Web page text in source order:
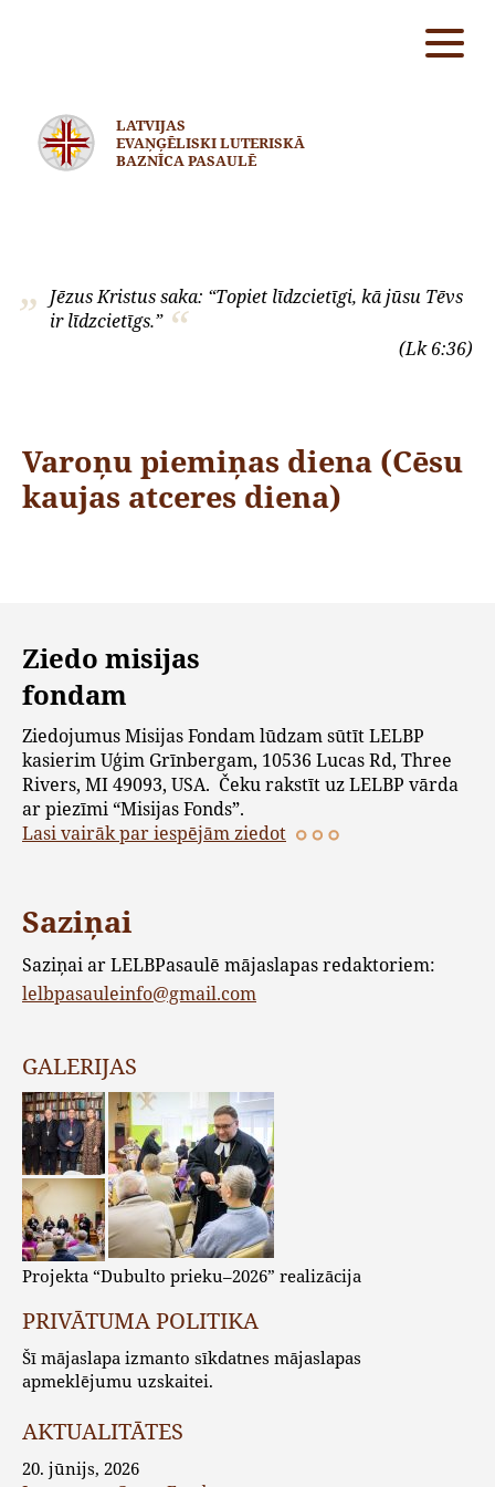
LATVIJAS
EVAŅĢĒLISKI LUTERISKĀ
BAZNĪCA PASAULĒ
Jēzus Kristus saka: “Topiet līdzcietīgi, kā jūsu Tēvs
ir līdzcietīgs.”
(Lk 6:36)
Varoņu piemiņas diena (Cēsu
kaujas atceres diena)
Ziedo misijas
fondam
Ziedojumus Misijas Fondam lūdzam sūtīt LELBP
kasierim Uģim Grīnbergam, 10536 Lucas Rd, Three
Rivers, MI 49093, USA. Čeku rakstīt uz LELBP vārda
ar piezīmi “Misijas Fonds”.
Lasi vairāk par iespējām ziedot
Saziņai
Saziņai ar LELBPasaulē mājaslapas redaktoriem:
lelbpasauleinfo@gmail.com
GALERIJAS
Projekta “Dubulto prieku–2026” realizācija
PRIVĀTUMA POLITIKA
Šī mājaslapa izmanto sīkdatnes mājaslapas
apmeklējumu uzskaitei.
AKTUALITĀTES
20. jūnijs, 2026